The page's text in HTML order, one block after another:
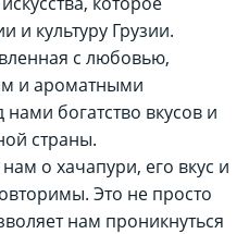
и культуру Грузии.
с любовью,
и ароматными
богатство вкусов и
страны.
о хачапури, его вкус и
Это не просто
нам проникнуться